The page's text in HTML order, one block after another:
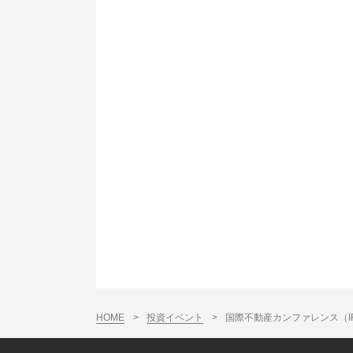
HOME > 投資イベント > 国際不動産カンファレンス